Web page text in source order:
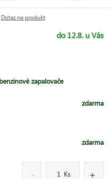
Dotaz na produkt
do 12.8. u Vás
zapalovače
zdarma
zdarma
Ks